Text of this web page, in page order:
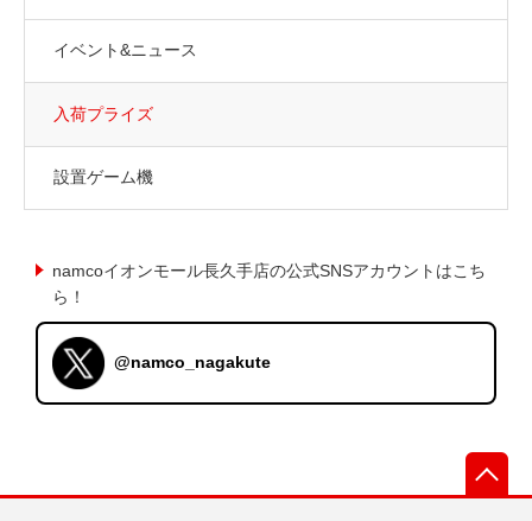
イベント&ニュース
入荷プライズ
設置ゲーム機
namcoイオンモール長久手店の公式SNSアカウントはこち
ら！
@namco_nagakute